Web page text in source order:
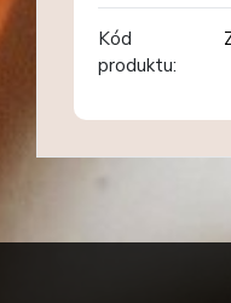
Kód
produktu: